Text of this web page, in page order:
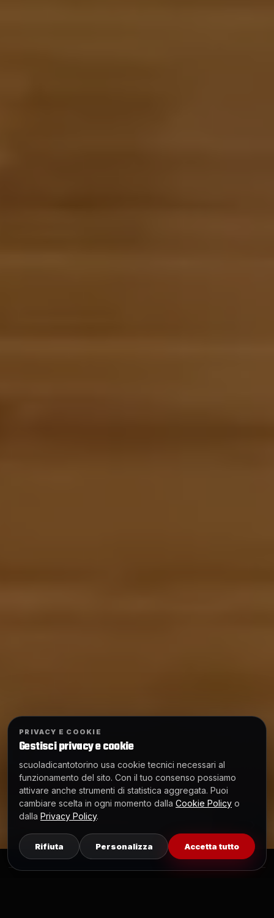
LA SCUOLA
PRIVACY E COOKIE
Gestisci privacy e cookie
scuoladicantotorino usa cookie tecnici necessari al
funzionamento del sito. Con il tuo consenso possiamo
attivare anche strumenti di statistica aggregata. Puoi
cambiare scelta in ogni momento dalla Cookie Policy o
dalla Privacy Policy.
Rifiuta Personalizza Accetta tutto